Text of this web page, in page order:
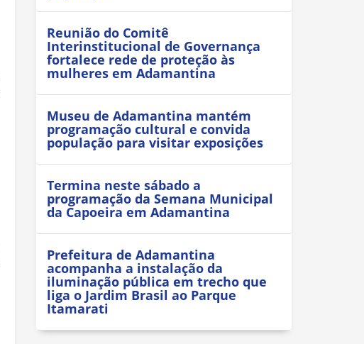
Reunião do Comitê
Interinstitucional de Governança
fortalece rede de proteção às
mulheres em Adamantina
Museu de Adamantina mantém
programação cultural e convida
população para visitar exposições
Termina neste sábado a
programação da Semana Municipal
da Capoeira em Adamantina
Prefeitura de Adamantina
acompanha a instalação da
iluminação pública em trecho que
liga o Jardim Brasil ao Parque
Itamarati